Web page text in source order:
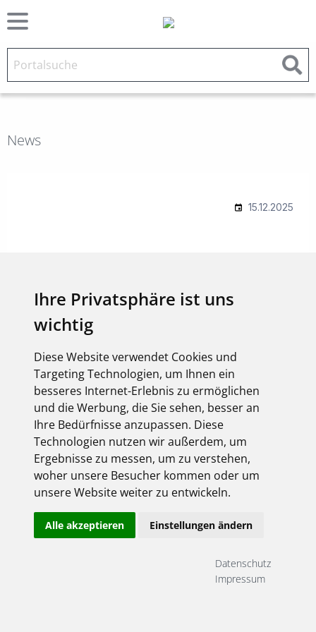
Ihre Privatsphäre ist uns
wichtig
Diese Website verwendet Cookies und
Targeting Technologien, um Ihnen ein
besseres Internet-Erlebnis zu ermöglichen
und die Werbung, die Sie sehen, besser an
Ihre Bedürfnisse anzupassen. Diese
Technologien nutzen wir außerdem, um
Ergebnisse zu messen, um zu verstehen,
woher unsere Besucher kommen oder um
unsere Website weiter zu entwickeln.
Alle akzeptieren Einstellungen ändern
Datenschutz
Impressum
News